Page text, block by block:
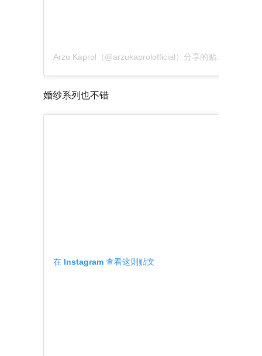
Arzu Kaprol（@arzukaprolofficial）分享的贴文
婚纱系列也不错
在 Instagram 查看这则贴文